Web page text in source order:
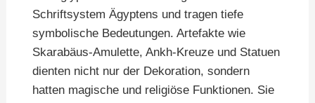
Schriftsystem Ägyptens und tragen tiefe
symbolische Bedeutungen. Artefakte wie
Skarabäus-Amulette, Ankh-Kreuze und Statuen
dienten nicht nur der Dekoration, sondern
hatten magische und religiöse Funktionen. Sie